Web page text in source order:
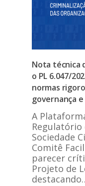
Nota técnica
o PL 6.047/
normas
governança e
A
Regulatório
Sociedade
Comitê
parecer
Projeto de